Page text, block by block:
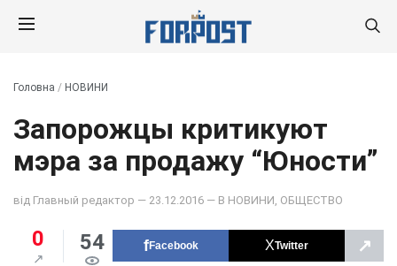
Головна / НОВИНИ
Запорожцы критикуют
мэра за продажу “Юности”
від Главный редактор — 23.12.2016 — В НОВИНИ ОБЩЕСТВО
0 54 Facebook Twitter ↗